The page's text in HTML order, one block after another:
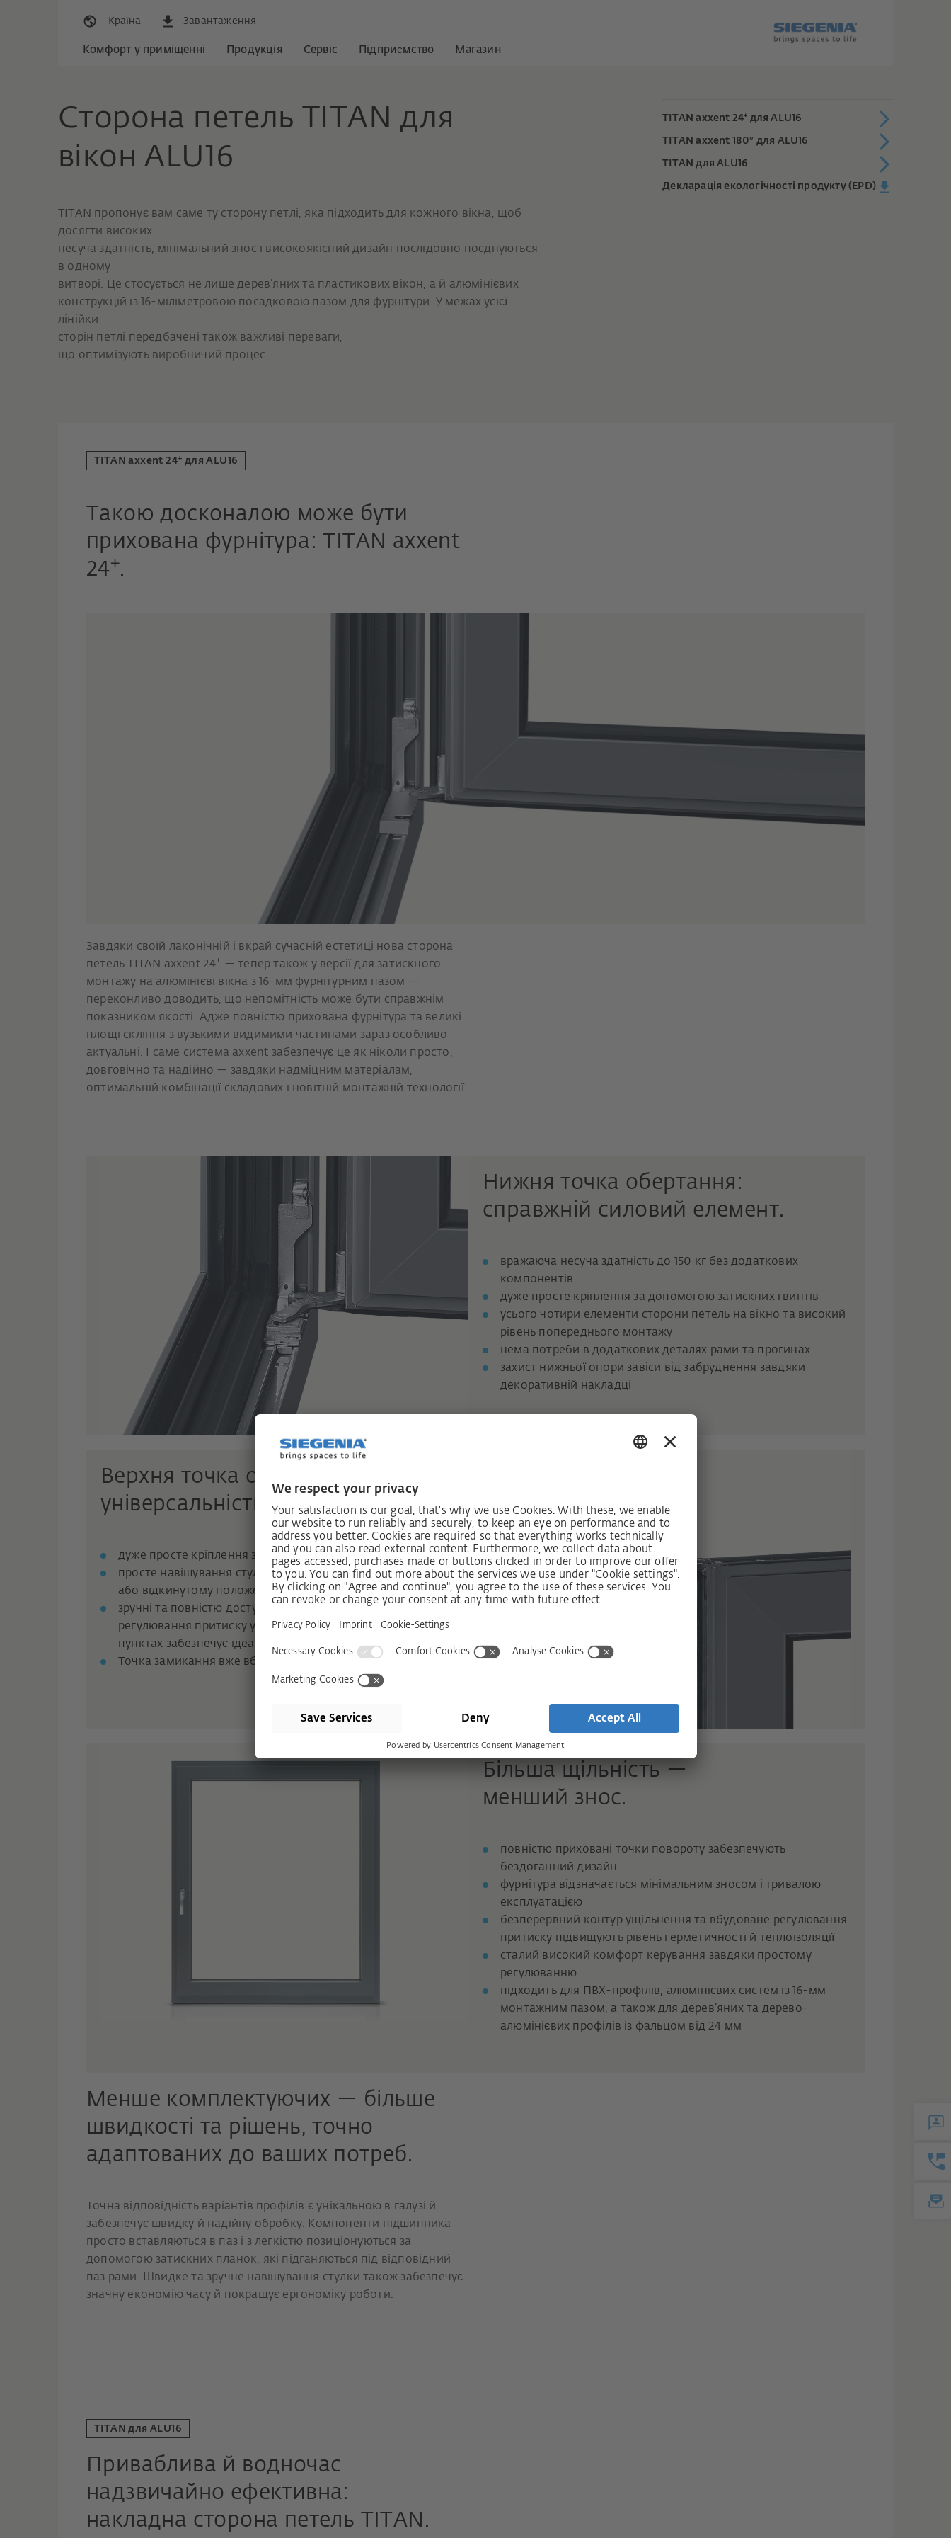
Країна Завантаження
Комфорт у приміщенні Продукція Сервіс Підприємство Магазин
Сторона петель TITAN для
вікон ALU16
TITAN пропонує вам саме ту сторону петлі, яка підходить для кожного вікна, щоб
досягти високих
несуча здатність, мінімальний знос і високоякісний дизайн послідовно поєднуються
в одному
витворі. Це стосується не лише дерев’яних та пластикових вікон, а й алюмінієвих
конструкцій із 16-міліметровою посадковою пазом для фурнітури. У межах усієї
лінійки
сторін петлі передбачені також важливі переваги,
що оптимізують виробничий процес.
TITAN axxent 24⁺ для ALU16
TITAN axxent 180° для ALU16
TITAN для ALU16
Декларація екологічності продукту (EPD)
TITAN axxent 24+ для ALU16
Такою досконалою може бути
прихована фурнітура: TITAN axxent
24+.
Завдяки своїй лаконічній і вкрай сучасній естетиці нова сторона
петель TITAN axxent 24+ — тепер також у версії для затискного
монтажу на алюмінієві вікна з 16-мм фурнітурним пазом —
переконливо доводить, що непомітність може бути справжнім
показником якості. Адже повністю прихована фурнітура та великі
площі скління з вузькими видимими частинами зараз особливо
актуальні. І саме система axxent забезпечує це як ніколи просто,
довговічно та надійно — завдяки надміцним матеріалам,
оптимальній комбінації складових і новітній монтажній технології.
Нижня точка обертання:
справжній силовий елемент.
вражаюча несуча здатність до 150 кг без додаткових
компонентів
дуже просте кріплення за допомогою затискних гвинтів
усього чотири елементи сторони петель на вікно та високий
рівень попереднього монтажу
нема потреби в додаткових деталях рами та прогинах
захист нижньої опори завіси від забруднення завдяки
декоративній накладці
Верхня точка обертання:
універсальність.
дуже просте кріплення за допомогою затискних гвинтів
просте навішування стулки у злегка відкритому поворотному
або відкинутому положенні
зручні та повністю доступні 3D-регулювання: безступенева
регулювання притиску у верхньому й нижньому поворотних
пунктах забезпечує ідеальну герметичність
Точка замикання вже вбудована завдяки виключенню штока
Більша щільність —
менший знос.
повністю приховані точки повороту забезпечують
бездоганний дизайн
фурнітура відзначається мінімальним зносом і тривалою
експлуатацією
безперервний контур ущільнення та вбудоване регулювання
притиску підвищують рівень герметичності й теплоізоляції
сталий високий комфорт керування завдяки простому
регулюванню
підходить для ПВХ-профілів, алюмінієвих систем із 16-мм
монтажним пазом, а також для дерев’яних та дерево-
алюмінієвих профілів із фальцом від 24 мм
Менше комплектуючих — більше
швидкості та рішень, точно
адаптованих до ваших потреб.
Точна відповідність варіантів профілів є унікальною в галузі й
забезпечує швидку й надійну обробку. Компоненти підшипника
просто вставляються в паз і з легкістю позиціонуються за
допомогою затискних планок, які підганяються під відповідний
паз рами. Швидке та зручне навішування стулки також забезпечує
значну економію часу й покращує ергономіку роботи.
TITAN для ALU16
Приваблива й водночас
надзвичайно ефективна:
накладна сторона петель TITAN.